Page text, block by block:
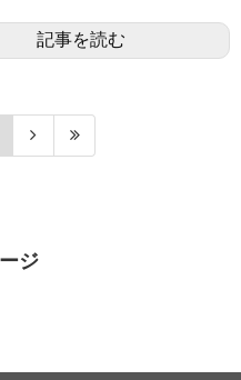
記事を読む
ジ